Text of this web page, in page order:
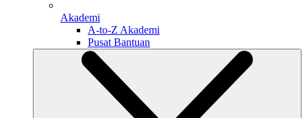
Akademi
A-to-Z Akademi
Pusat Bantuan